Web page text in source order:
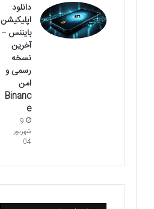
دانلود
اپلیکیشن
بایننس –
آخرین
نسخه
رسمی و
امن
Binanc
e
9
شهریور
04